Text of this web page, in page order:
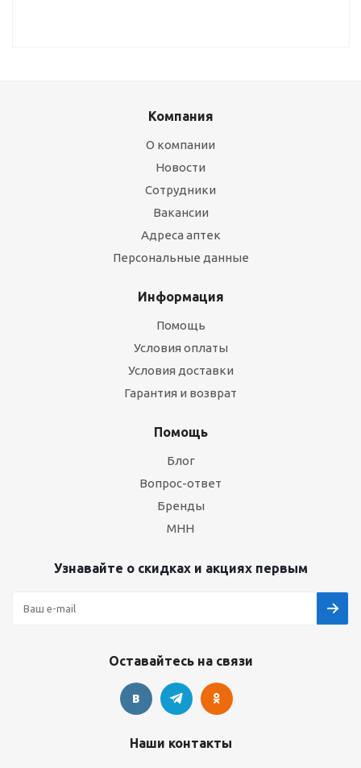
Компания
О компании
Новости
Сотрудники
Вакансии
Адреса аптек
Персональные данные
Информация
Помощь
Условия оплаты
Условия доставки
Гарантия и возврат
Помощь
Блог
Вопрос-ответ
Бренды
МНН
Узнавайте о скидках и акциях первым
Оставайтесь на связи
Наши контакты